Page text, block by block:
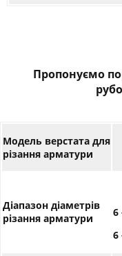
Пропонуємо
Модель верстата для
різання арматури
Діапазон діаметрів
різання арматури
6
6